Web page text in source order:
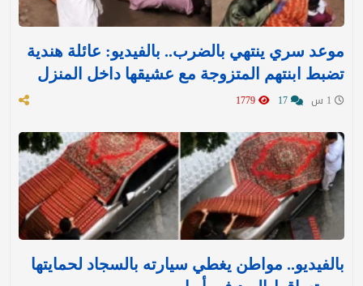
موعد سري ينتهي بالضرب.. بالفيديو: عائلة هندية
تضبط ابنتهم المتزوجة مع عشيقها داخل المنزل
بالفيديو.. مواطن يغطي سيارته بالسجاد لحمايتها